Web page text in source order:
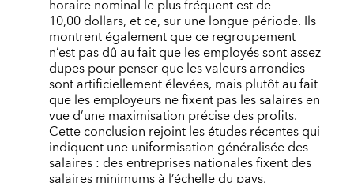
horaire nominal le plus fréquent est de
10,00 dollars, et ce, sur une longue période. Ils
montrent également que ce regroupement
n’est pas dû au fait que les employés sont assez
dupes pour penser que les valeurs arrondies
sont artificiellement élevées, mais plutôt au fait
que les employeurs ne fixent pas les salaires en
vue d’une maximisation précise des profits.
Cette conclusion rejoint les études récentes qui
indiquent une uniformisation généralisée des
salaires : des entreprises nationales fixent des